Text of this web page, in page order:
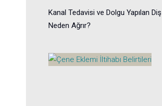
Kanal Tedavisi ve Dolgu Yapılan Diş
Neden Ağrır?